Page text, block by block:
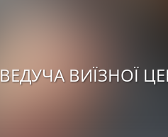
ВЕДУЧА ВИЇЗНОЇ